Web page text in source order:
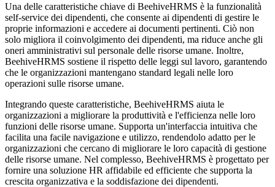
Una delle caratteristiche chiave di BeehiveHRMS è la funzionalità
self-service dei dipendenti, che consente ai dipendenti di gestire le
proprie informazioni e accedere ai documenti pertinenti. Ciò non
solo migliora il coinvolgimento dei dipendenti, ma riduce anche gli
oneri amministrativi sul personale delle risorse umane. Inoltre,
BeehiveHRMS sostiene il rispetto delle leggi sul lavoro, garantendo
che le organizzazioni mantengano standard legali nelle loro
operazioni sulle risorse umane.
Integrando queste caratteristiche, BeehiveHRMS aiuta le
organizzazioni a migliorare la produttività e l'efficienza nelle loro
funzioni delle risorse umane. Supporta un'interfaccia intuitiva che
facilita una facile navigazione e utilizzo, rendendolo adatto per le
organizzazioni che cercano di migliorare le loro capacità di gestione
delle risorse umane. Nel complesso, BeehiveHRMS è progettato per
fornire una soluzione HR affidabile ed efficiente che supporta la
crescita organizzativa e la soddisfazione dei dipendenti.